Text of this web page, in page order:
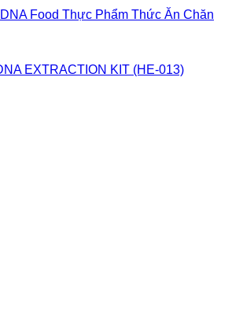
EXTRACTION KIT (HE-013)